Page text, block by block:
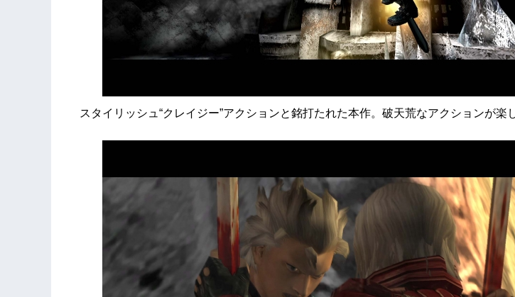
スタイリッシュ“クレイジー”アクションと銘打たれた本作。破天荒なアクションが楽